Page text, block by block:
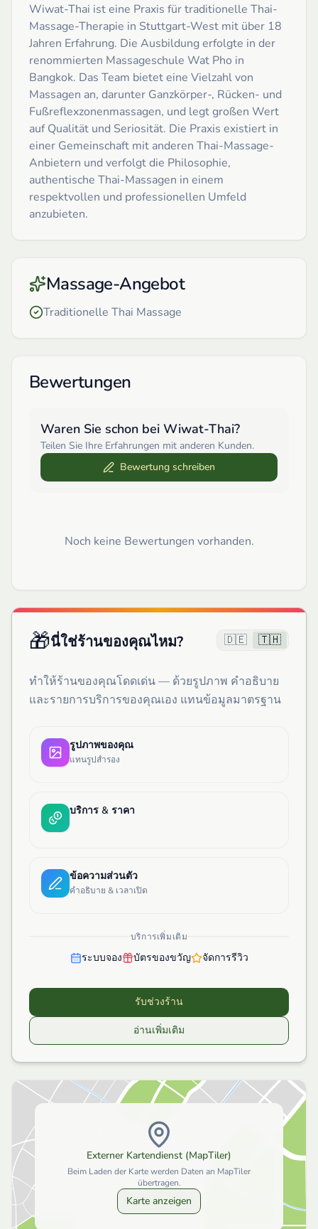
Wiwat-Thai ist eine Praxis für traditionelle Thai-
Massage-Therapie in Stuttgart-West mit über 18
Jahren Erfahrung. Die Ausbildung erfolgte in der
renommierten Massageschule Wat Pho in
Bangkok. Das Team bietet eine Vielzahl von
Massagen an, darunter Ganzkörper-, Rücken- und
Fußreflexzonenmassagen, und legt großen Wert
auf Qualität und Seriosität. Die Praxis existiert in
einer Gemeinschaft mit anderen Thai-Massage-
Anbietern und verfolgt die Philosophie,
authentische Thai-Massagen in einem
respektvollen und professionellen Umfeld
anzubieten.
Massage-Angebot
Traditionelle Thai Massage
Bewertungen
Waren Sie schon bei Wiwat-Thai?
Teilen Sie Ihre Erfahrungen mit anderen Kunden.
Bewertung schreiben
Noch keine Bewertungen vorhanden.
🎁นี่ใช่ร้านของคุณไหม? 🇩🇪 🇹🇭
ทำให้ร้านของคุณโดดเด่น — ด้วยรูปภาพ คำอธิบาย
และรายการบริการของคุณเอง แทนข้อมูลมาตรฐาน
รูปภาพของคุณ
แทนรูปสำรอง
บริการ & ราคา
ข้อความส่วนตัว
คำอธิบาย & เวลาเปิด
บริการเพิ่มเติม
ระบบจอง บัตรของขวัญ จัดการรีวิว
รับช่วงร้าน
อ่านเพิ่มเติม
Externer Kartendienst (MapTiler)
Beim Laden der Karte werden Daten an MapTiler
übertragen.
Karte anzeigen